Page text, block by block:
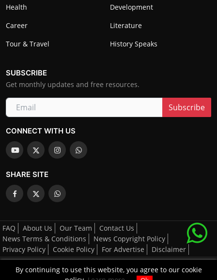
Health
Development
Career
Literature
Tour & Travel
History Speaks
SUBSCRIBE
Get monthly updates and free resources.
Subscribe
CONNECT WITH US
SHARE SITE
FAQ About Us Our Team
Contact Us
News Terms & Conditions
News Copyright Policy
Privacy Policy
Cookie Policy For Advertise Disclaimer
All Right's Reserved By AGCNN © 2025-2026
By continuing to use this website, you agree to our cookie